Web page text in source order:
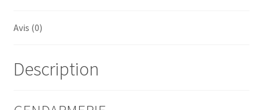
Avis (0)
Description